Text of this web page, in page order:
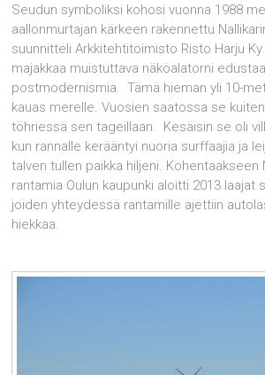
Seudun symboliksi kohosi vuonna 1988
aallonmurtajan kärkeen rakennettu
suunnitteli Arkkitehtitoimisto Risto Harju
majakkaa muistuttava näköalatorni
postmodernismia. Tämä hieman yli 10-
kauas merelle. Vuosien saatossa se
töhriessä sen tageillaan. Kesäisin se oli
kun rannalle kerääntyi nuoria surffaajia ja
talven tullen paikka hiljeni. Kohentaakseen
rantamia Oulun kaupunki aloitti 2013 laajat
joiden yhteydessä rantamille ajettiin
hiekkaa.